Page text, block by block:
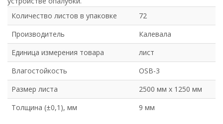
Количество листов в упаковке
72
Производитель
Калевала
Единица измерения товара
лист
Влагостойкость
OSB-3
Размер листа
2500 мм х 1250 мм
Толщина (±0,1), мм
9 мм